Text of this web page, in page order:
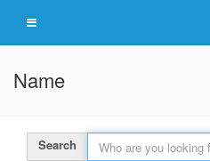
Name
Search